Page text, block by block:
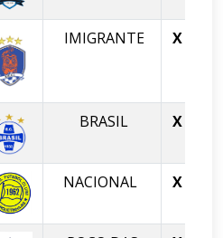
IMIGRANTE X
BRASIL X
NACIONAL X